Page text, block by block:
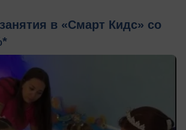
в «Смарт Кидс» со